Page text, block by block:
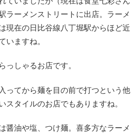
ラーメンストリートに出店。ラーメ
現在の日比谷線八丁堀駅からほど近
いますね。
っしゃるお店です。
ってから麺を目の前で打つという他
スタイルのお店でもありますね。
醤油や塩、つけ麺。喜多方なラーメ